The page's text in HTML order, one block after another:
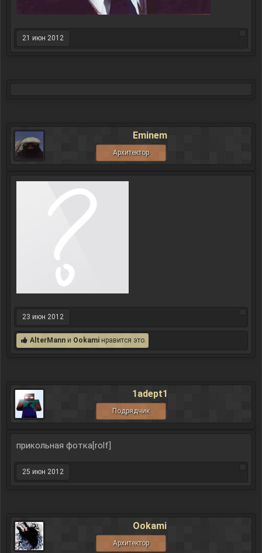
21 июн 2012
Eminem
Архитектор
23 июн 2012
AlterMann и Ookami нравится это.
1adept1
Подрядчик
прикольная фотка[rolf]
25 июн 2012
Ookami
Архитектор